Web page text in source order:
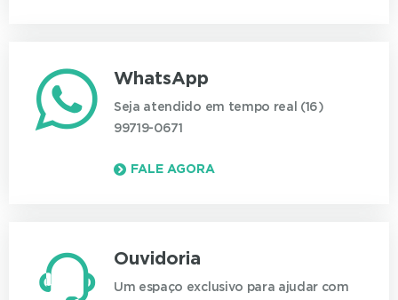
WhatsApp
Seja atendido em tempo real (16)
99719-0671
FALE AGORA
Ouvidoria
Um espaço exclusivo para ajudar com